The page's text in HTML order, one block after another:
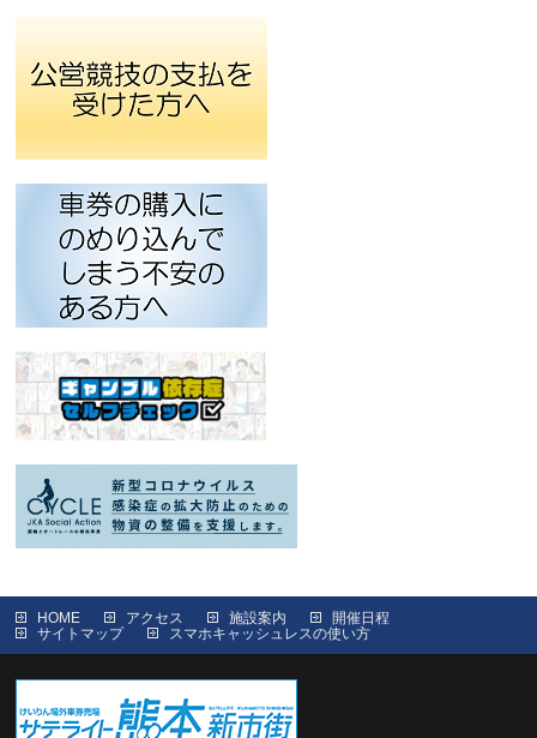
HOME アクセス 施設案内
開催日程
サイトマップ
スマホキャッシュレスの使い方